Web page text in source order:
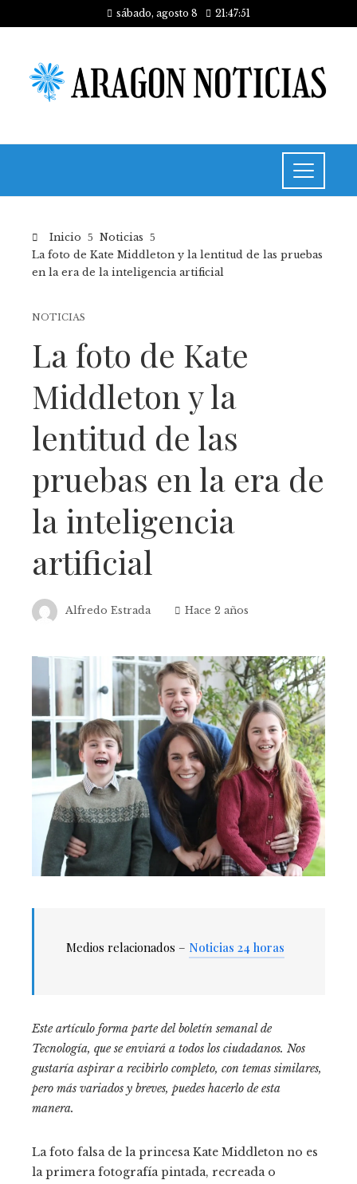
sábado, agosto 8 21:47:51
Inicio
Noticias
La foto de Kate Middleton y la lentitud de las pruebas
en la era de la inteligencia artificial
NOTICIAS
La foto de Kate
Middleton y la
lentitud de las
pruebas en la era de
la inteligencia
artificial
Alfredo Estrada Hace 2 años
Medios relacionados – Noticias 24 horas
Este artículo forma parte del boletín semanal de
Tecnología, que se enviará a todos los ciudadanos. Nos
gustaría aspirar a recibirlo completo, con temas similares,
pero más variados y breves, puedes hacerlo de esta
manera.
La foto falsa de la princesa Kate Middleton no es
la primera fotografía pintada, recreada o